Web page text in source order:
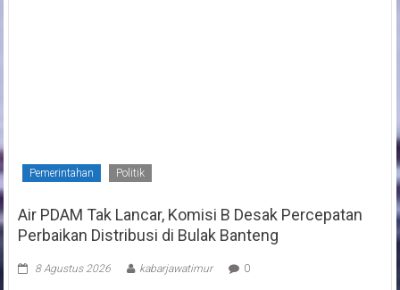
Pemerintahan Politik
Air PDAM Tak Lancar, Komisi B Desak Percepatan
Perbaikan Distribusi di Bulak Banteng
8 Agustus 2026 kabarjawatimur 0